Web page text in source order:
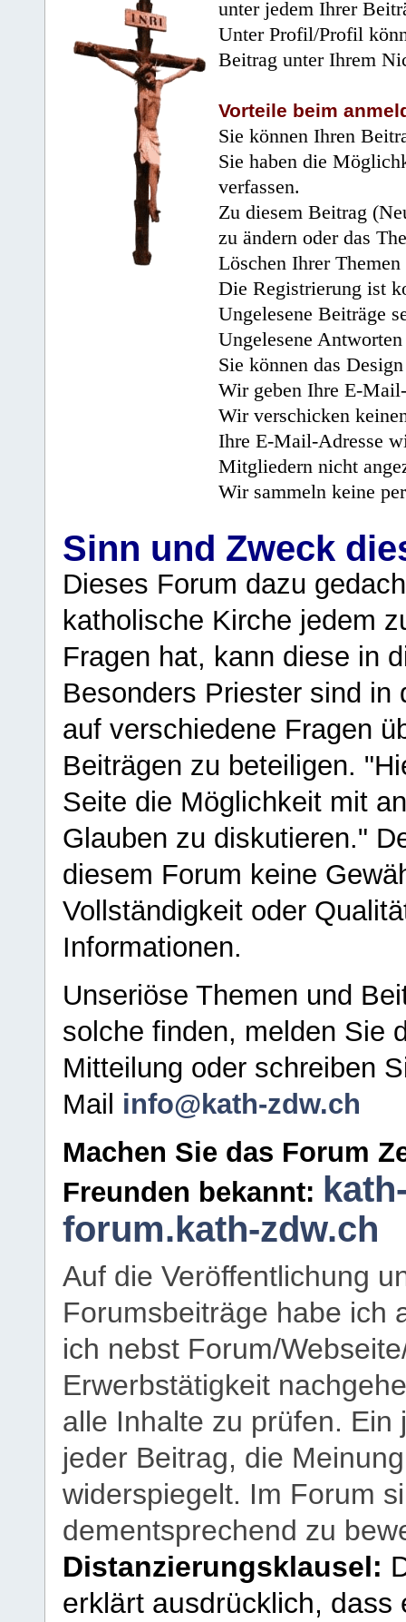
unter jedem Ihrer
Unter Profil/Profil
Beitrag unter Ihrem
Vorteile beim
Sie können Ihren
Sie haben die
verfassen.
Zu diesem Beitrag
zu ändern oder das
Löschen Ihrer
Die Registrierung ist
Ungelesene Beiträge
Ungelesene
Sie können das
Wir geben Ihre E-
Wir verschicken
Ihre E-Mail-Adresse
Mitgliedern nicht
Wir sammeln keine
Sinn und Zweck
Dieses Forum dazu
katholische Kirche jedem
Fragen hat, kann diese in
Besonders Priester sind in
auf verschiedene Fragen
Beiträgen zu beteiligen.
Seite die Möglichkeit mit
Glauben zu diskutieren."
diesem Forum keine
Vollständigkeit oder
Informationen.
Unseriöse Themen und
solche finden, melden Sie
Mitteilung oder schreiben
Mail info@kath-zdw.ch
Machen Sie das Forum
Freunden bekannt:
forum.kath-zdw.ch
Auf die Veröffentlichung
Forumsbeiträge habe ich
ich nebst Forum/
Erwerbstätigkeit
alle Inhalte zu prüfen.
jeder Beitrag, die
widerspiegelt. Im Forum
dementsprechend zu
Distanzierungsklausel:
erklärt ausdrücklich,